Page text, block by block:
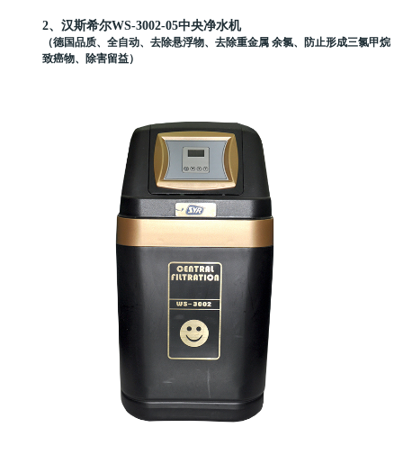
2、汉斯希尔WS-3002-05中央净水机
（德国品质、全自动、去除悬浮物、去除重金属 余氯、防止形成三氯甲烷
致癌物、除害留益）